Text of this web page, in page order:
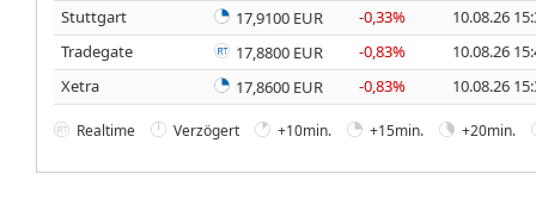
Stuttgart
17,9100 EUR -0,33%
10.08.26
Tradegate
17,8800 EUR -0,83%
10.08.26
Xetra
17,8600 EUR -0,83% 10.08.26
Realtime Verzögert +10min. +15min. +20min.